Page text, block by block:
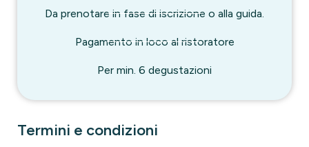
Da prenotare in fase di iscrizione o alla guida.
Pagamento in loco al ristoratore
Per min. 6 degustazioni
Termini e condizioni